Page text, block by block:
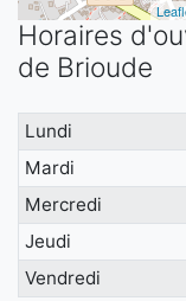
Horaires
de Brioude
Lundi
Mardi
Mercredi
Jeudi
Vendredi